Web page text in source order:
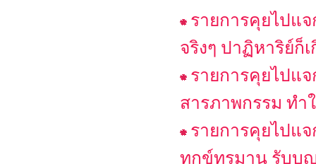
รายการคุยไปแ
จริงๆ ปาฏิหาริย์ก็เ
รายการคุยไปแ
สารภาพกรรม ท
รายการคุยไปแ
ทุกข์ทรมาน รับบุ